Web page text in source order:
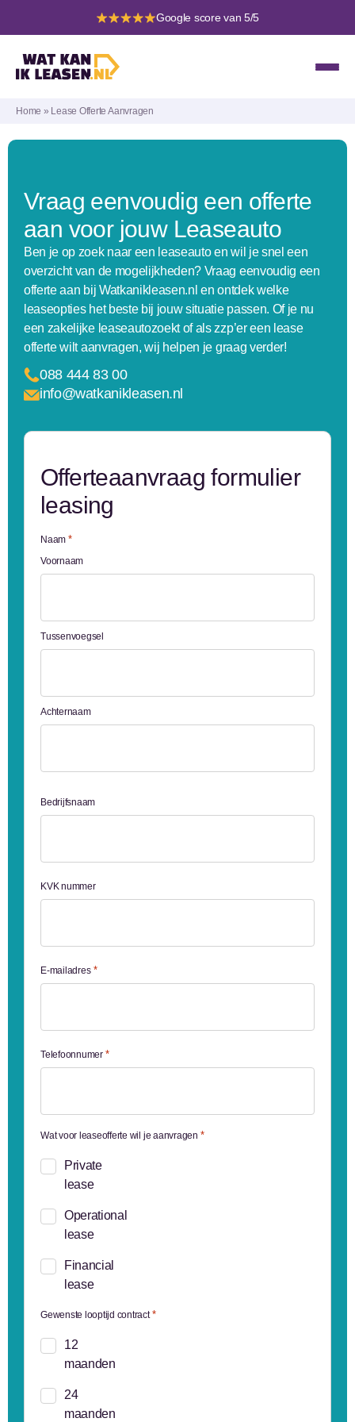
Google score van 5/5
Home » Lease Offerte Aanvragen
Vraag eenvoudig een offerte
aan voor jouw Leaseauto
Ben je op zoek naar een leaseauto en wil je snel een
overzicht van de mogelijkheden? Vraag eenvoudig een
offerte aan bij Watkanikleasen.nl en ontdek welke
leaseopties het beste bij jouw situatie passen. Of je nu
een zakelijke leaseautozoekt of als zzp’er een lease
offerte wilt aanvragen, wij helpen je graag verder!
088 444 83 00
info@watkanikleasen.nl
Offerteaanvraag formulier
leasing
Naam *
Voornaam
Tussenvoegsel
Achternaam
Bedrijfsnaam
KVK nummer
E-mailadres *
Telefoonnumer *
Wat voor leaseofferte wil je aanvragen *
Private
lease
Operational
lease
Financial
lease
Gewenste looptijd contract *
12
maanden
24
maanden